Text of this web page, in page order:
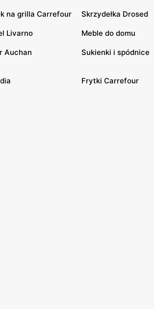
na grilla Carrefour Skrzydełka Drosed
Livarno Meble do domu
Auchan Sukienki i spódnice
Frytki Carrefour